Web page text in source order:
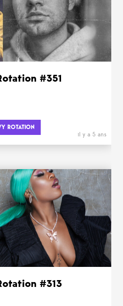
#351
ROTATION
il y a 5 ans
#313